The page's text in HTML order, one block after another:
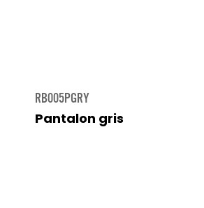
RB005PGRY
Pantalon gris